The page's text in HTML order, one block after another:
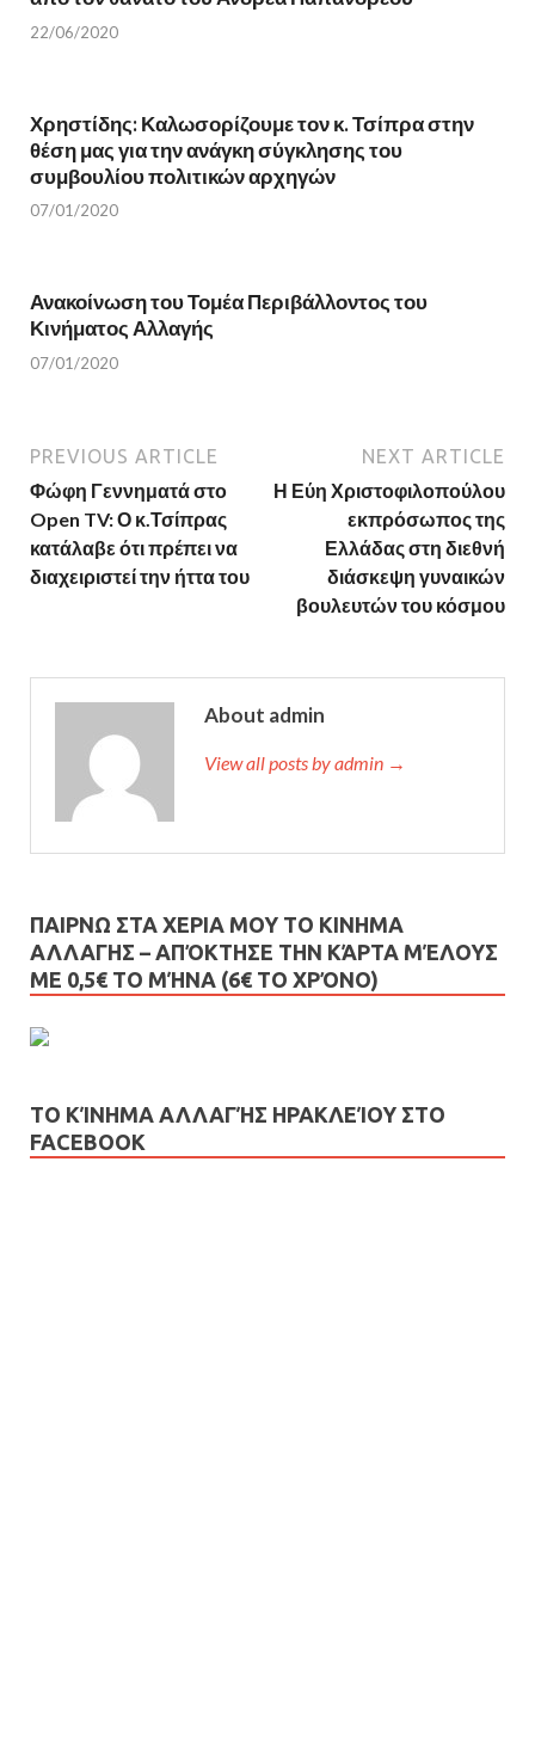
i
i
n
d
o
w
)
n
n
o
w
)
22/06/2020
Χρηστίδης: Καλωσορίζουμε τον κ. Τσίπρα στην
θέση μας για την ανάγκη σύγκλησης του
συμβουλίου πολιτικών αρχηγών
07/01/2020
Ανακοίνωση του Τομέα Περιβάλλοντος του
Κινήματος Αλλαγής
07/01/2020
PREVIOUS ARTICLE
Φώφη Γεννηματά στο
Open TV: Ο κ.Τσίπρας
κατάλαβε ότι πρέπει να
διαχειριστεί την ήττα του
NEXT ARTICLE
Η Εύη Χριστοφιλοπούλου
εκπρόσωπος της
Ελλάδας στη διεθνή
διάσκεψη γυναικών
βουλευτών του κόσμου
About admin
View all posts by admin →
ΠΑΙΡΝΩ ΣΤΑ ΧΕΡΙΑ ΜΟΥ ΤΟ ΚΙΝΗΜΑ
ΑΛΛΑΓΗΣ – AΠΌΚΤΗΣΕ ΤΗΝ ΚΆΡΤΑ ΜΈΛΟΥΣ
ΜΕ 0,5€ ΤΟ ΜΉΝΑ (6€ ΤΟ ΧΡΌΝΟ)
ΤΟ ΚΊΝΗΜΑ ΑΛΛΑΓΉΣ ΗΡΑΚΛΕΊΟΥ ΣΤΟ
FACEBOOK